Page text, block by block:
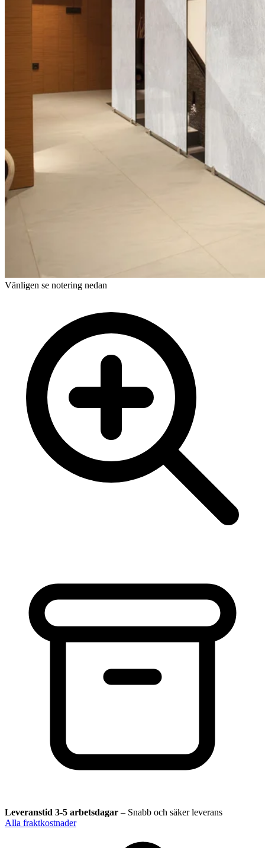
Vänligen se notering nedan
Leveranstid 3-5 arbetsdagar – Snabb och säker leverans
Alla fraktkostnader